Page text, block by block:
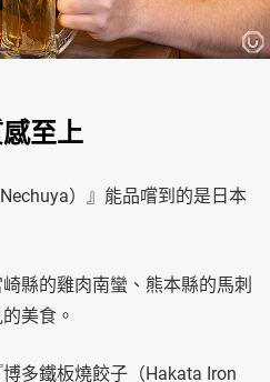
至上
）』能品嚐到的是日本
縣的雞肉南蠻、熊本縣的馬刺
美食。
多鐵板燒餃子（Hakata Iron